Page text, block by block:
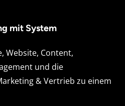
mit System
Website, Content,
und die
& Vertrieb zu einem